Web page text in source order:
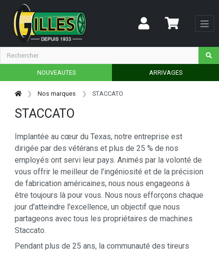
NOUVEAUTES ARRIVAGES
Nos marques STACCATO
STACCATO
Implantée au cœur du Texas, notre entreprise est
dirigée par des vétérans et plus de 25 % de nos
employés ont servi leur pays. Animés par la volonté de
vous offrir le meilleur de l'ingéniosité et de la précision
de fabrication américaines, nous nous engageons à
être toujours là pour vous. Nous nous efforçons chaque
jour d'atteindre l'excellence, un objectif que nous
partageons avec tous les propriétaires de machines
Staccato.
Pendant plus de 25 ans, la communauté des tireurs